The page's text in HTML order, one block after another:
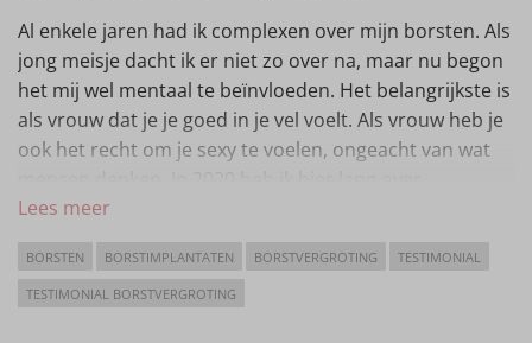
Al enkele jaren had ik complexen over mijn borsten. Als
jong meisje dacht ik er niet zo over na, maar nu begon
het mij wel mentaal te beïnvloeden. Het belangrijkste is
als vrouw dat je je goed in je vel voelt. Als vrouw heb je
ook het recht om je sexy te voelen, ongeacht van wat
nagedacht, uiteindelijk besloot ik om de sprong te
Een persoon op Instagram had een ingreep laten doen
Lees meer
BORSTEN BORSTIMPLANTATEN BORSTVERGROTING TESTIMONIAL
TESTIMONIAL BORSTVERGROTING